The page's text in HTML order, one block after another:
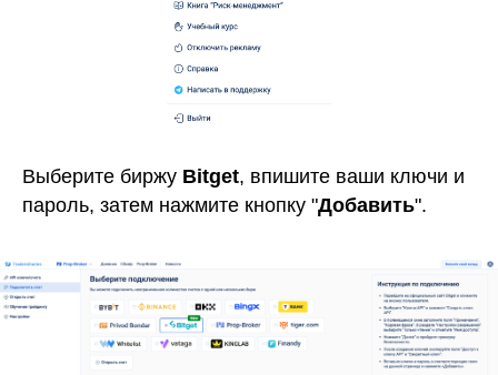
Выберите биржу Bitget, впишите ваши ключи и
пароль, затем нажмите кнопку "Добавить".